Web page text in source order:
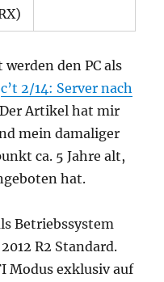
den PC als
c’t 2/14: Server nach
Artikel hat mir
mein damaliger
ca. 5 Jahre alt,
hat.
Betriebssystem
R2 Standard.
Modus exklusiv auf